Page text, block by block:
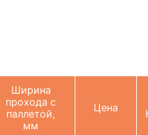
Ширина
прохода с
паллетой,
мм
Цена